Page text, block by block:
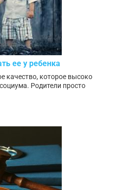
ее у ребенка
качество, которое высоко
Родители просто